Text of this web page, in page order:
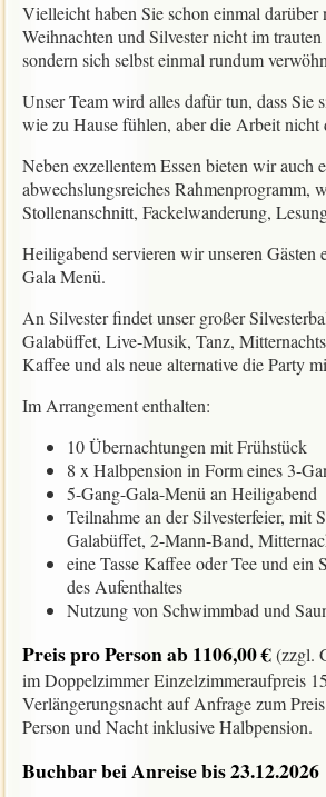
Vielleicht haben Sie schon einmal darüber
Weihnachten und Silvester nicht im
sondern sich selbst einmal rundum
Unser Team wird alles dafür tun, dass Sie
wie zu Hause fühlen, aber die Arbeit nicht
Neben exzellentem Essen bieten wir auch
abwechslungsreiches Rahmenprogramm,
Stollenanschnitt, Fackelwanderung,
Heiligabend servieren wir unseren Gästen
Gala Menü.
An Silvester findet unser großer
Galabüffet, Live-Musik, Tanz,
Kaffee und als neue alternative die Party
Im Arrangement enthalten:
10 Übernachtungen mit Frühstück
8 x Halbpension in Form eines 3-
5-Gang-Gala-Menü an Heiligabend
Teilnahme an der Silvesterfeier, mit
Galabüffet, 2-Mann-Band,
eine Tasse Kaffee oder Tee und ein
des Aufenthaltes
Nutzung von Schwimmbad und
Preis pro Person ab 1106,00 €(zzgl.
im Doppelzimmer Einzelzimmeraufpreis
Verlängerungsnacht auf Anfrage zum
Person und Nacht inklusive Halbpension.
Buchbar bei Anreise bis 23.12.2026